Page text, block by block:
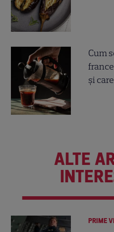
Cum
și
ALTE
PRIME